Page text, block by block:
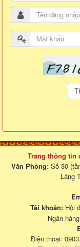
Trang thông tin
Văn Phòng: Số 30
Láng
Tài khoản: Hội
Ngân hàng
Điện thoại: